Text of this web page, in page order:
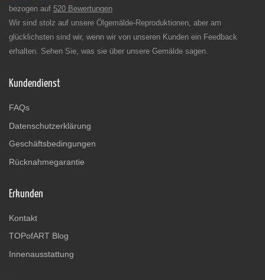
bezogen auf 520 Bewertungen
Wir sind stolz auf unsere Ölgemälde-Reproduktionen, aber am
glücklichsten sind wir, wenn wir von unseren Kunden ein Feedback
erhalten. Sehen Sie, was sie über unsere Gemälde sagen.
Kundendienst
FAQs
Datenschutzerklärung
Geschäftsbedingungen
Rücknahmegarantie
Erkunden
Kontakt
TOPofART Blog
Innenausstattung